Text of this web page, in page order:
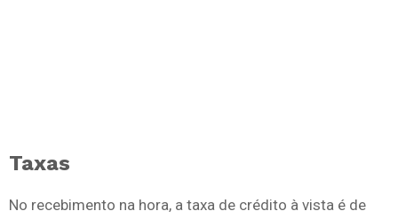
Taxas
No recebimento na hora, a taxa de crédito à vista é de